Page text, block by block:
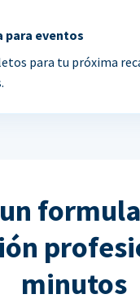
para eventos
para tu próxima
minutos